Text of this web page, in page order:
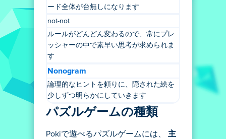
ード全体が台無しになります
not-not
ルールがどんどん変わるので、常にプレ
ッシャーの中で素早い思考が求められま
す
Nonogram
論理的なヒントを頼りに、隠された絵を
少しずつ明らかにしていきます
パズルゲームの種類
Pokiで遊べるパズルゲームには、 主